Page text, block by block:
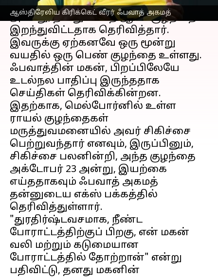
ஆஸ்திரேலிய கிரிக்கெட் வீரர் ஃபவாத் அகமத்
ஆஸ்திரேலிய கிரிக்கெட்வீரர் ஃபவாத்
அகமது, தனது 4-மாத ஆண் குழந்தை
இறந்துவிட்டதாக தெரிவித்தார்.
இவருக்கு ஏற்கனவே ஒரு மூன்று
வயதில் ஒரு பெண் குழந்தை உள்ளது.
ஃபவாத்தின் மகன், பிறப்பிலேயே
உடல்நல பாதிப்பு இருந்ததாக
செய்திகள் தெரிவிக்கின்றன.
இதற்காக, மெல்போர்னில் உள்ள
ராயல் குழந்தைகள்
மருத்துவமனையில் அவர் சிகிச்சை
பெற்றுவந்தார் எனவும், இருப்பினும்,
சிகிச்சை பலனின்றி, அந்த குழந்தை
அக்டோபர் 23 அன்று, இயற்கை
எய்ததாகவும் ஃபவாத் அகமத்
தன்னுடைய எக்ஸ் பக்கத்தில்
தெரிவித்துள்ளார்.
"துரதிர்ஷ்டவசமாக, நீண்ட
போராட்டத்திற்குப் பிறகு, என் மகன்
வலி மற்றும் கடுமையான
போராட்டத்தில் தோற்றான்" என்று
பதிவிட்டு, தனது மகனின்